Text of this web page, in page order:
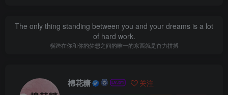
The only thing standing between you and your dreams is a lot
of hard work.
横跨在你和你的梦想之间的唯一的东西就是奋力拼搏
棉花糖 关注